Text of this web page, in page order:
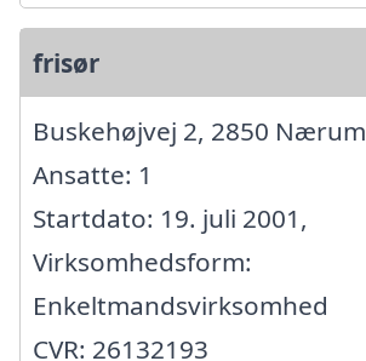
frisør
Buskehøjvej 2, 2850 Nærum
Ansatte: 1
Startdato: 19. juli 2001,
Virksomhedsform:
Enkeltmandsvirksomhed
CVR: 26132193